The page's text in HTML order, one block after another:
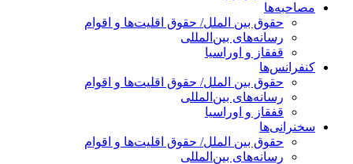
مصاحبه‌ها
حقوق بین الملل/ حقوق اقلیت‌ها و اقوام
رسانه‌های بین‌المللی
قفقاز و اوراسیا
کنفرانس‌ها
حقوق بین الملل/ حقوق اقلیت‌ها و اقوام
رسانه‌های بین‌المللی
قفقاز و اوراسیا
سخنرانی‌ها
حقوق بین الملل/ حقوق اقلیت‌ها و اقوام
رسانه‌های بین‌المللی